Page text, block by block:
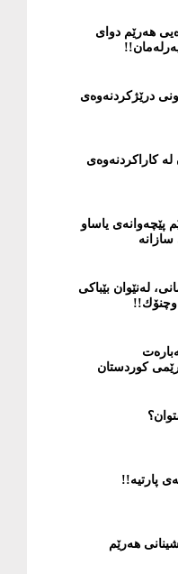
هەرێم دوای
درێژكردنەوەی
كاراكردنەوەی
پێچەوانەی یاساو
لەنێوان بێباكی
كوردستان
پارتیە!!
هەرێم